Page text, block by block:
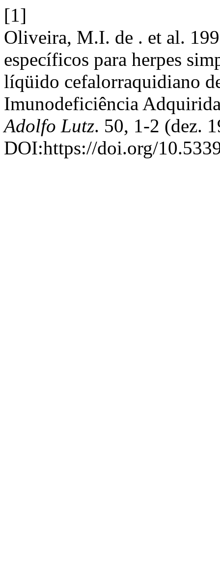
[1]
Oliveira, M.I. de . et al.
específicos para herpes
líqüido cefalorraquidiano
Imunodeficiência
Adolfo Lutz. 50, 1-2 (dez.
DOI:https://doi.org/